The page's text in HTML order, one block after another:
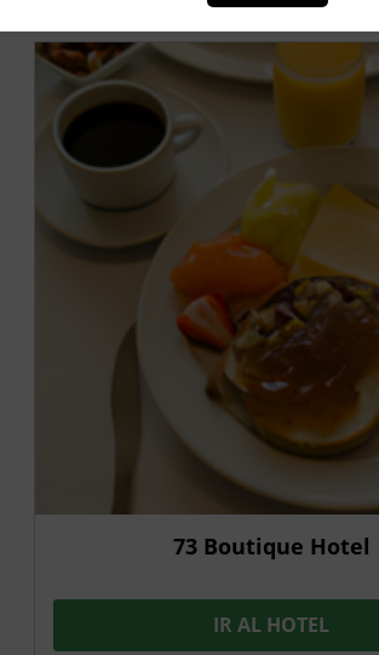
73 Boutique Hotel
IR AL HOTEL